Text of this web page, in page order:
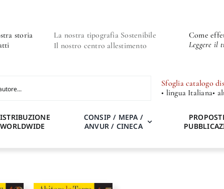
storia
La nostra tipografia Sostenibile
Il nostro centro allestimento
Come
Leggere il
Sfoglia catalogo
• lingua Italiana•
WORLDWIDE
CONSIP / MEPA /
ANVUR / CINECA